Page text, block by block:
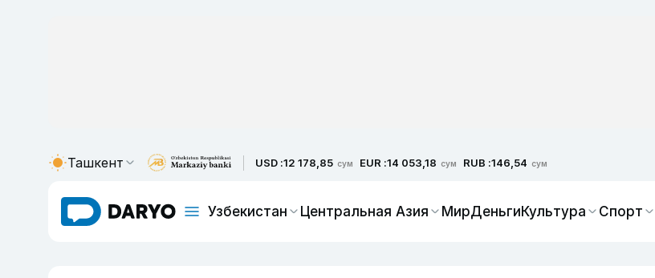
Ташкент USD :12 178,85 сум EUR :14 053,18 сум RUB :146,54 сум
Узбекистан Центральная Азия МирДеньгиКультура Спорт